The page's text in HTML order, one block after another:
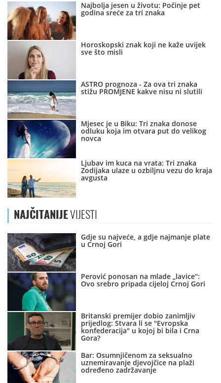
Najbolja jesen u životu: Počinje pet
godina sreće za tri znaka
Horoskopski znak koji ne kaže uvijek
sve što misli
ASTRO prognoza - Za ova tri znaka
stižu PROMJENE kakve nisu ni slutili
Mjesec je u Biku: Tri znaka donose
odluku koja im otvara put do velikog
novca
Ljubav im kuca na vrata: Tri znaka
Zodijaka ulaze u ozbiljnu vezu do kraja
avgusta
NAJČITANIJEVIJESTI
Gdje su najveće, a gdje najmanje plate
u Crnoj Gori
Perović ponosan na mlade „lavice“:
Ovo srebro pripada cijeloj Crnoj Gori
Britanski premijer dobio zanimljiv
prijedlog: Stvara li se "Evropska
konfederacija" u kojoj bi bila i Crna
Gora?
Bar: Osumnjičenom za seksualno
uznemiravanje djevojčice na plaži
određeno zadržavanje